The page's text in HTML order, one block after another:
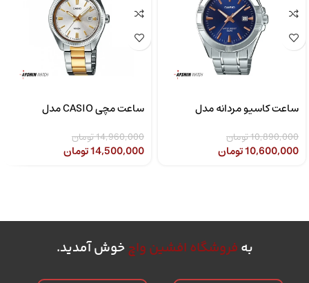
ساعت کاسیو مردانه مدل
10,890,000تومان
10,600,000تومان
ساعت مچی CASIO مدل
14,960,000تومان
14,500,000تومان
به فروشگاه افشین واچخوش آمدید.